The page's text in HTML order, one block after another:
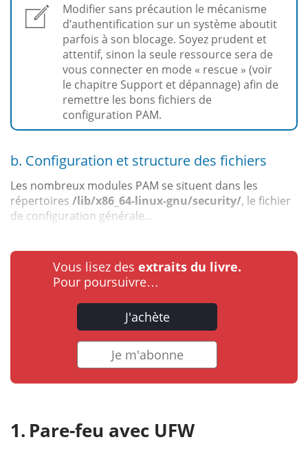
Modifier sans précaution le mécanisme
d’authentification sur un système aboutit
parfois à son blocage. Soyez prudent et
attentif, sinon la seule ressource sera de
vous connecter en mode « rescue » (voir
le chapitre Support et dépannage) afin de
remettre les bons fichiers de
configuration PAM.
b. Configuration et structure des fichiers
Les nombreux modules PAM se situent dans les
répertoires /lib/x86_64-linux-gnu/security/, le fichier
de configuration générale...
Vous lisez des extraits du livre.
Pour poursuivre…
J'achète
Je m'abonne
Pare-feu avec UFW